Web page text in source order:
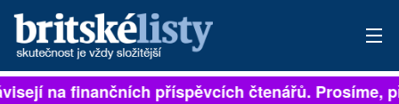
PŘIHLÁSIT
na finančních příspěvcích čtenářů. Prosíme,